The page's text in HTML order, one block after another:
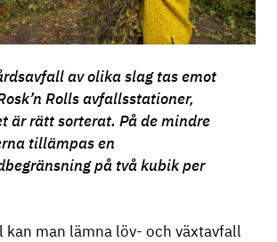
av olika slag tas emot
Rolls avfallsstationer,
är rätt sorterat. På de mindre
tillämpas en
på två kubik per
kan man lämna löv- och växtavfall